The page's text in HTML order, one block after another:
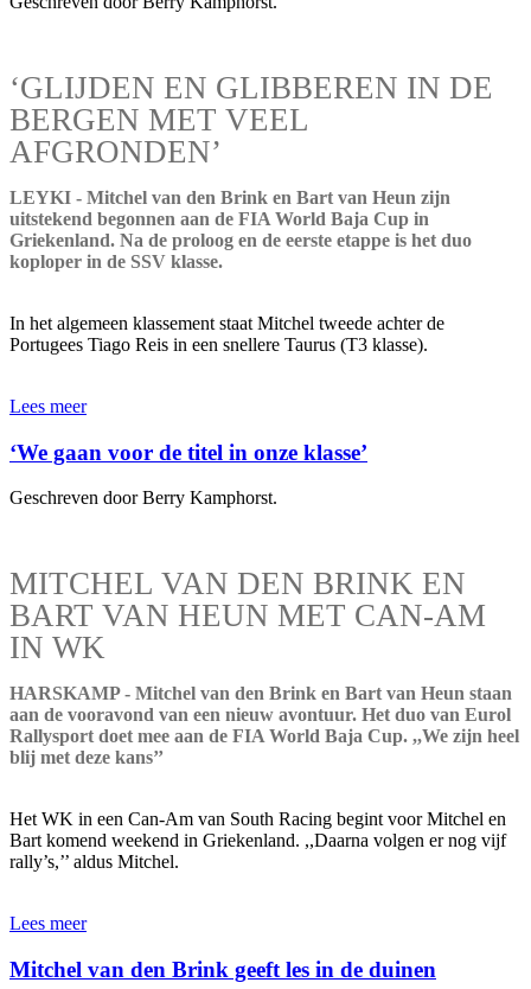
‘GLIJDEN EN GLIBBEREN IN DE
BERGEN MET VEEL
AFGRONDEN’
LEYKI - Mitchel van den Brink en Bart van Heun zijn
uitstekend begonnen aan de FIA World Baja Cup in
Griekenland. Na de proloog en de eerste etappe is het duo
koploper in de SSV klasse.
In het algemeen klassement staat Mitchel tweede achter de
Portugees Tiago Reis in een snellere Taurus (T3 klasse).
Lees meer
‘We gaan voor de titel in onze klasse’
Geschreven door Berry Kamphorst.
MITCHEL VAN DEN BRINK EN
BART VAN HEUN MET CAN-AM
IN WK
HARSKAMP - Mitchel van den Brink en Bart van Heun staan
aan de vooravond van een nieuw avontuur. Het duo van Eurol
Rallysport doet mee aan de FIA World Baja Cup. ,,We zijn heel
blij met deze kans’’
Het WK in een Can-Am van South Racing begint voor Mitchel en
Bart komend weekend in Griekenland. ,,Daarna volgen er nog vijf
rally’s,’’ aldus Mitchel.
Lees meer
Mitchel van den Brink geeft les in de duinen